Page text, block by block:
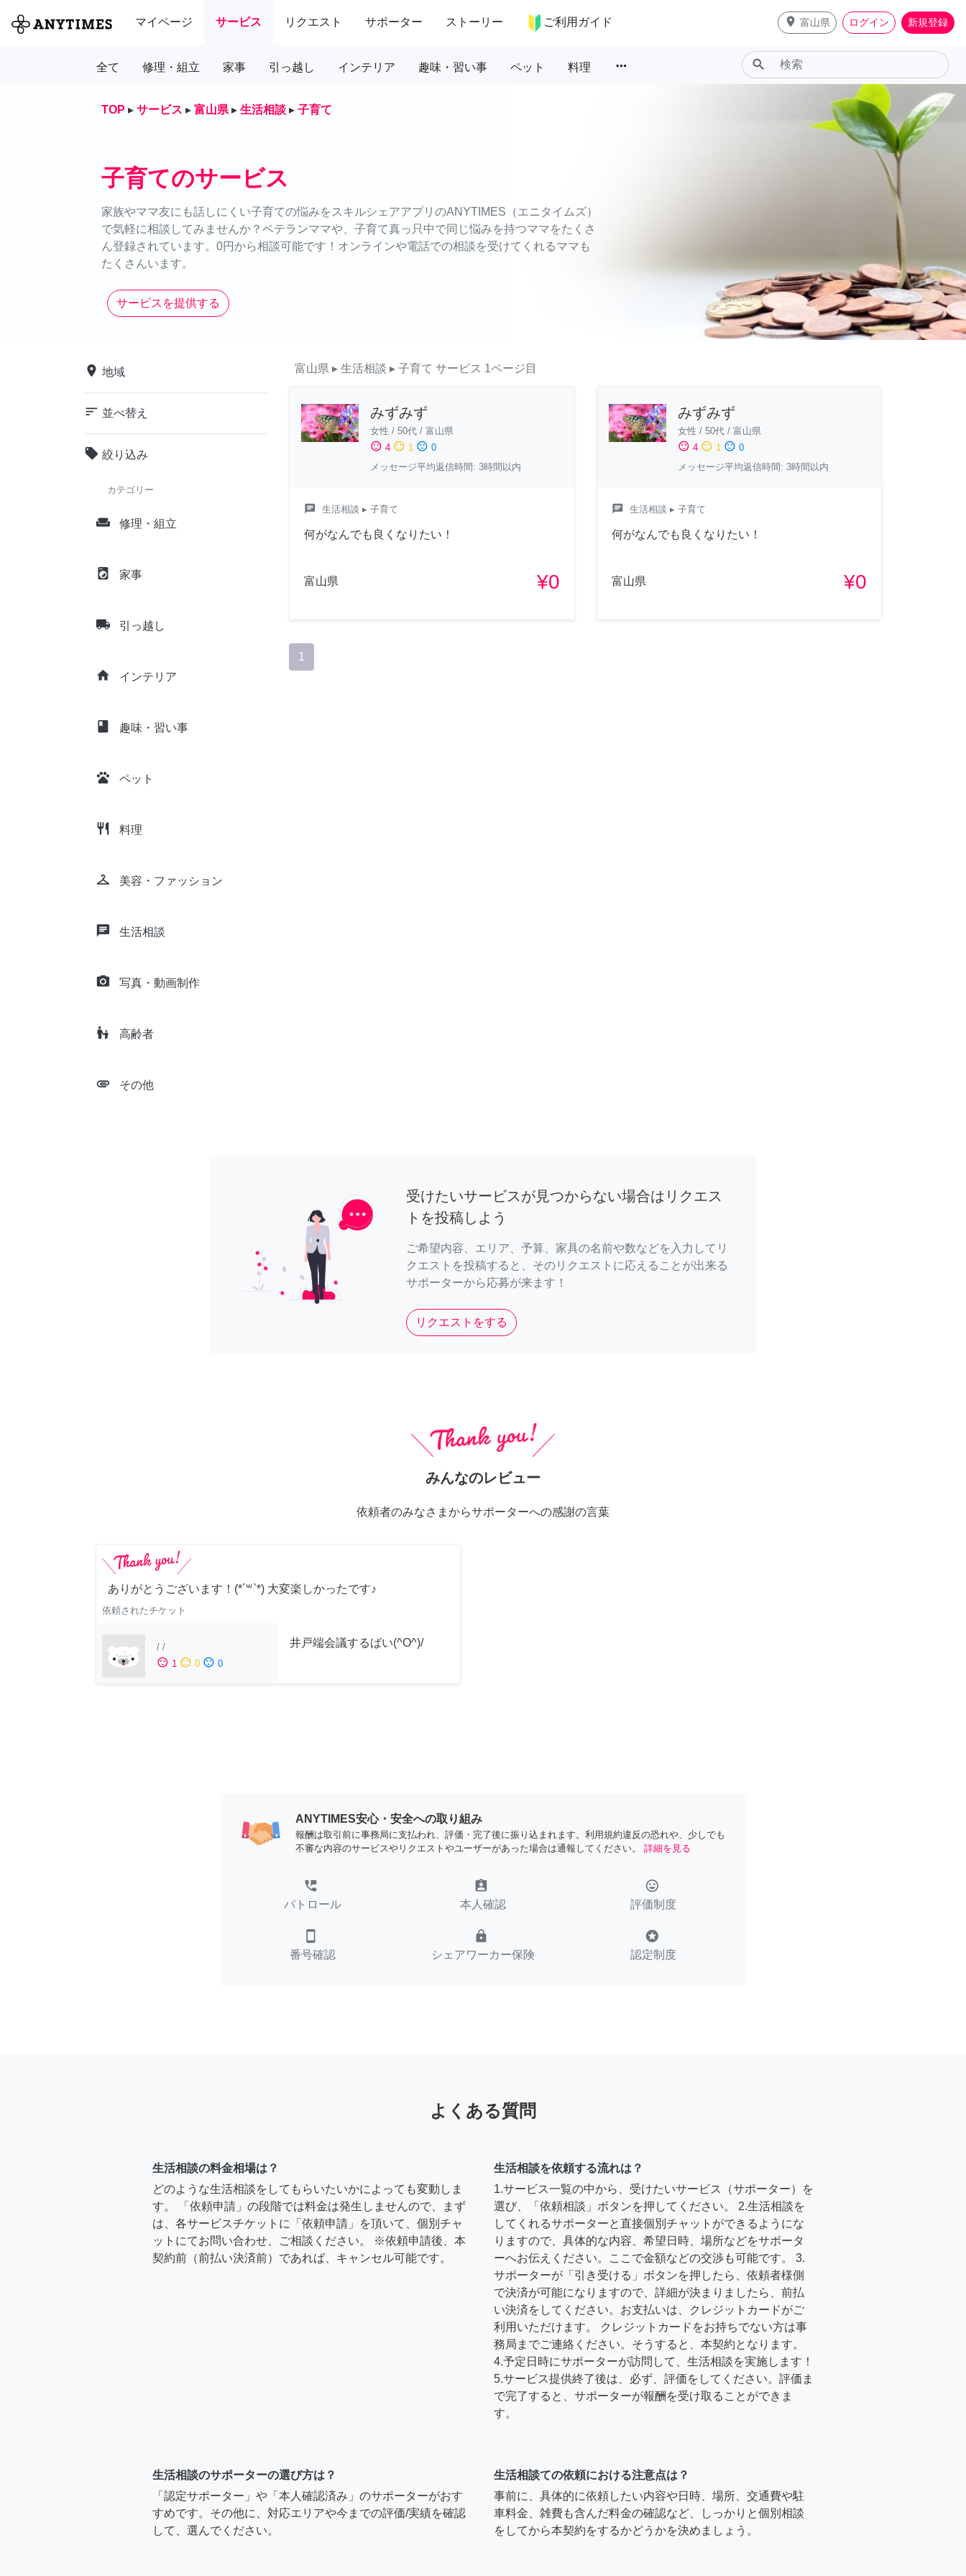
マイページ サービス リクエスト サポーター ストーリー ご利用ガイド place 富山県 ログイン 新規登録
全て 修理・組立 家事 引っ越し インテリア 趣味・習い事 ペット 料理 more_horiz search
TOP ▸ サービス ▸ 富山県 ▸ 生活相談 ▸ 子育て
子育てのサービス
家族やママ友にも話しにくい子育ての悩みをスキルシェアアプリのANYTIMES（エニタイムズ）
で気軽に相談してみませんか？ベテランママや、子育て真っ只中で同じ悩みを持つママをたくさ
ん登録されています。0円から相談可能です！オンラインや電話での相談を受けてくれるママも
たくさんいます。
サービスを提供する
place 地域
sort 並べ替え
local_offer 絞り込み
カテゴリー
weekend 修理・組立
local_laundry_service 家事
local_shipping 引っ越し
home インテリア
class 趣味・習い事
pets ペット
restaurant 料理
checkroom 美容・ファッション
chat 生活相談
camera_alt 写真・動画制作
escalator_warning 高齢者
attachment その他
富山県 ▸ 生活相談 ▸ 子育て サービス 1ページ目
みずみず
女性 / 50代 / 富山県
sentiment_satisfied 4 sentiment_neutral 1 sentiment_dissatisfied 0
メッセージ平均返信時間: 3時間以内
chat 生活相談 ▸ 子育て
何がなんでも良くなりたい！
富山県 ¥0
みずみず
女性 / 50代/ 富山県
sentiment_satisfied 4 sentiment_neutral 1 sentiment_dissatisfied 0
メッセージ平均返信時間: 3時間以内
chat 生活相談 ▸ 子育て
何がなんでも良くなりたい！
富山県 ¥0
1
受けたいサービスが見つからない場合はリクエス
トを投稿しよう
ご希望内容、エリア、予算、家具の名前や数などを入力してリ
クエストを投稿すると、そのリクエストに応えることが出来る
サポーターから応募が来ます！
リクエストをする
みんなのレビュー
依頼者のみなさまからサポーターへの感謝の言葉
ありがとうございます！(*´꒳`*) 大変楽しかったです♪
依頼されたチケット
/ /
sentiment_satisfied 1 sentiment_neutral 0 sentiment_dissatisfied 0
井戸端会議するばい(^O^)/
ANYTIMES安心・安全への取り組み
報酬は取引前に事務局に支払われ、評価・完了後に振り込まれます。利用規約違反の恐れや、少しでも
不審な内容のサービスやリクエストやユーザーがあった場合は通報してください。
詳細を見る
perm_phone_msg
パトロール
assignment_ind
本人確認
tag_faces
評価制度
smartphone
番号確認
lock
シェアワーカー保険
stars
認定制度
よくある質問
生活相談の料金相場は？
どのような生活相談をしてもらいたいかによっても変動しま
す。 「依頼申請」の段階では料金は発生しませんので、まず
は、各サービスチケットに「依頼申請」を頂いて、個別チャ
ットにてお問い合わせ、ご相談ください。 ※依頼申請後、本
契約前（前払い決済前）であれば、キャンセル可能です。
生活相談を依頼する流れは？
1.サービス一覧の中から、受けたいサービス（サポーター）を
選び、「依頼相談」ボタンを押してください。 2.生活相談を
してくれるサポーターと直接個別チャットができるようにな
りますので、具体的な内容、希望日時、場所などをサポータ
ーへお伝えください。ここで金額などの交渉も可能です。 3.
サポーターが「引き受ける」ボタンを押したら、依頼者様側
で決済が可能になりますので、詳細が決まりましたら、前払
い決済をしてください。お支払いは、クレジットカードがご
利用いただけます。 クレジットカードをお持ちでない方は事
務局までご連絡ください。そうすると、本契約となります。
4.予定日時にサポーターが訪問して、生活相談を実施します！
5.サービス提供終了後は、必ず、評価をしてください。評価ま
で完了すると、サポーターが報酬を受け取ることができま
す。
生活相談のサポーターの選び方は？
「認定サポーター」や「本人確認済み」のサポーターがおす
すめです。その他に、対応エリアや今までの評価/実績を確認
して、選んでください。
生活相談ての依頼における注意点は？
事前に、具体的に依頼したい内容や日時、場所、交通費や駐
車料金、雑費も含んだ料金の確認など、しっかりと個別相談
をしてから本契約をするかどうかを決めましょう。